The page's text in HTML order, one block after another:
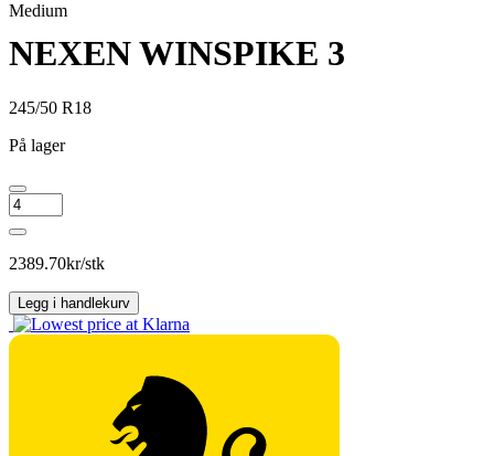
Medium
NEXEN WINSPIKE 3
245/50 R18
På lager
NEXEN
WINSPIKE
3
antall
2389.70kr/stk
Legg i handlekurv